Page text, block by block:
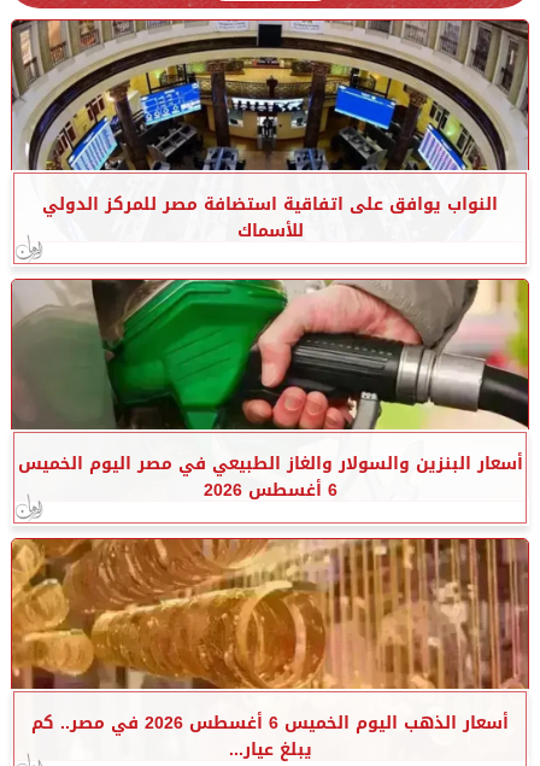
النواب يوافق على اتفاقية استضافة مصر للمركز الدولي
للأسماك
أسعار البنزين والسولار والغاز الطبيعي في مصر اليوم الخميس
6 أغسطس 2026
أسعار الذهب اليوم الخميس 6 أغسطس 2026 في مصر.. كم
يبلغ عيار...